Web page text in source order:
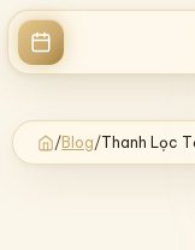
/Blog/